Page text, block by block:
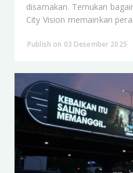
disamakan. Temukan
City Vision memainkan
Publish on 03 Desember 2025